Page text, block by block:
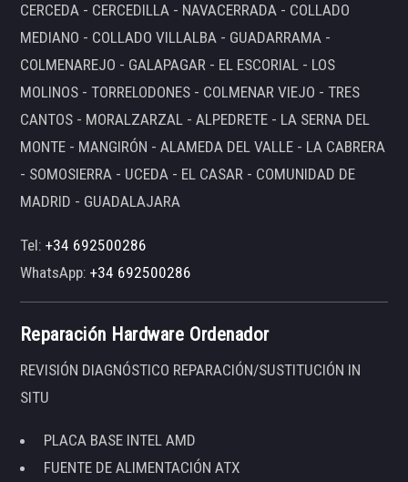
CERCEDA - CERCEDILLA - NAVACERRADA - COLLADO
MEDIANO - COLLADO VILLALBA - GUADARRAMA -
COLMENAREJO - GALAPAGAR - EL ESCORIAL - LOS
MOLINOS - TORRELODONES - COLMENAR VIEJO - TRES
CANTOS - MORALZARZAL - ALPEDRETE - LA SERNA DEL
MONTE - MANGIRÓN - ALAMEDA DEL VALLE - LA CABRERA
- SOMOSIERRA - UCEDA - EL CASAR - COMUNIDAD DE
MADRID - GUADALAJARA
Tel:+34 692500286
WhatsApp:+34 692500286
Reparación Hardware Ordenador
REVISIÓN DIAGNÓSTICO REPARACIÓN/SUSTITUCIÓN IN
SITU
PLACA BASE INTEL AMD
FUENTE DE ALIMENTACIÓN ATX